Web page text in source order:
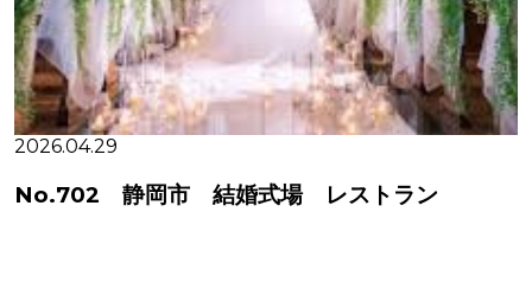
2026.04.29
No.702 静岡市 結婚式場 レストラン